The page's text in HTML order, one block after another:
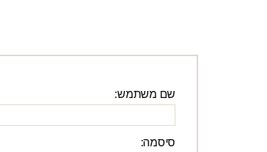
שם משתמש:
סיסמה: